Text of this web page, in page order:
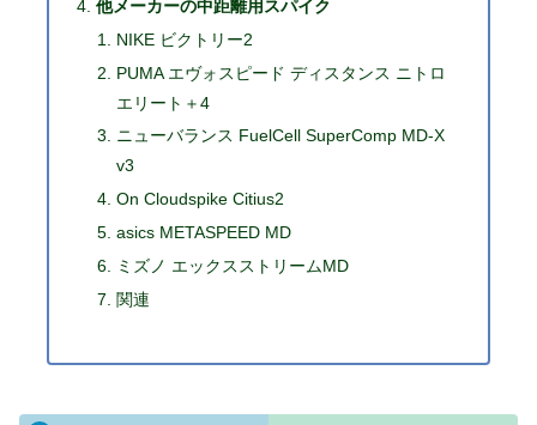
他メーカーの中距離用スパイク
NIKE ビクトリー2
PUMA エヴォスピード ディスタンス ニトロ
エリート＋4
ニューバランス FuelCell SuperComp MD-X
v3
On Cloudspike Citius2
asics METASPEED MD
ミズノ エックスストリームMD
関連